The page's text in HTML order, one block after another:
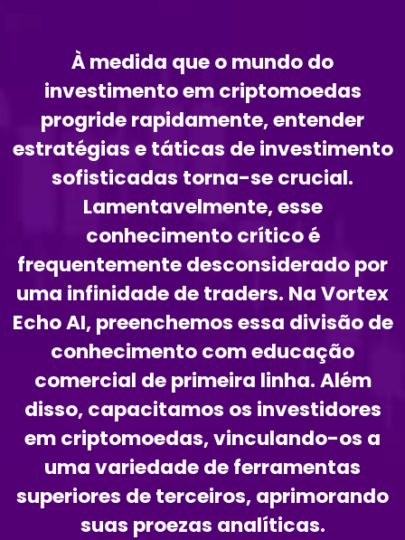
À medida que o mundo do
investimento em criptomoedas
progride rapidamente, entender
estratégias e táticas de investimento
sofisticadas torna-se crucial.
Lamentavelmente, esse
conhecimento crítico é
frequentemente desconsiderado por
uma infinidade de traders. Na Vortex
Echo AI, preenchemos essa divisão de
conhecimento com educação
comercial de primeira linha. Além
disso, capacitamos os investidores
em criptomoedas, vinculando-os a
uma variedade de ferramentas
superiores de terceiros, aprimorando
suas proezas analíticas.